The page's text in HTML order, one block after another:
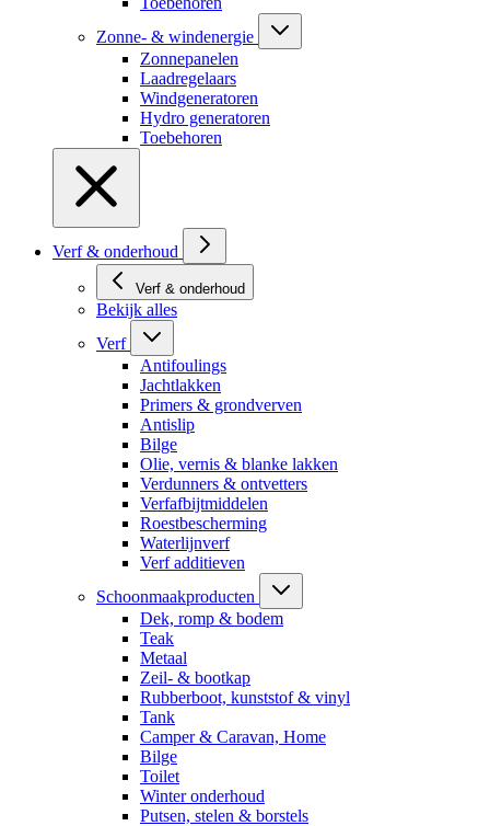
Zonne- & windenergie
Zonnepanelen
Laadregelaars
Windgeneratoren
Hydro generatoren
Toebehoren
Verf & onderhoud
Verf & onderhoud
Bekijk alles
Verf
Antifoulings
Jachtlakken
Primers & grondverven
Antislip
Bilge
Olie, vernis & blanke lakken
Verdunners & ontvetters
Verfafbijtmiddelen
Roestbescherming
Waterlijnverf
Verf additieven
Schoonmaakproducten
Dek, romp & bodem
Teak
Metaal
Zeil- & bootkap
Rubberboot, kunststof & vinyl
Tank
Camper & Caravan, Home
Bilge
Toilet
Winter onderhoud
Putsen, stelen & borstels